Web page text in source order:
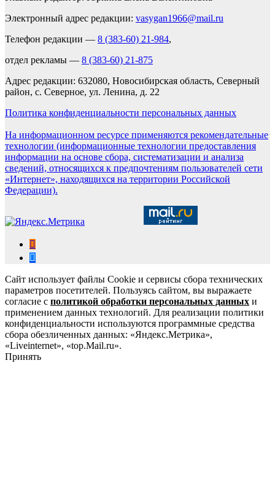
Электронный адрес редакции: vasygan1966@mail.ru
Телефон редакции — 8 (383-60) 21-984,
отдел рекламы — 8 (383-60) 21-875
Адрес редакции: 632080, Новосибирская область, Северный
район, с. Северное, ул. Ленина, д. 22
Политика конфиденциальности персональных данных
На информационном ресурсе применяются рекомендательные
технологии (информационные технологии предоставления
информации на основе сбора, систематизации и анализа
сведений, относящихся к предпочтениям пользователей сети
«Интернет», находящихся на территории Российской
Федерации).
Сайт использует файлы Cookie и сервисы сбора технических
параметров посетителей. Пользуясь сайтом, вы выражаете
согласие с политикой обработки персональных данных и
применением данных технологий. Для реализации политики
конфиденциальности используются программные средства
сбора обезличенных данных: «Яндекс.Метрика»,
«Liveinternet», «top.Mail.ru».
Принять